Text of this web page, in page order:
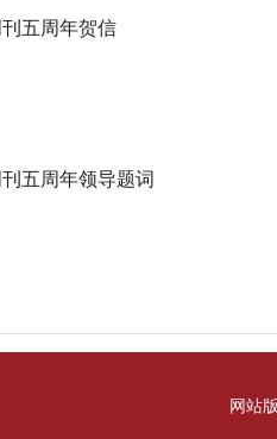
五周年贺信
五周年领导题词
网站